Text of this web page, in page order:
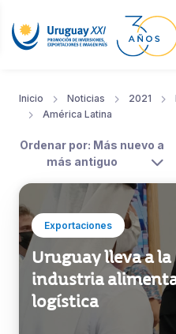
Inicio Noticias 2021
América Latina
Ordenar por: Más nuevo a
más antiguo
Exportaciones
Uruguay lleva a
industria
logística